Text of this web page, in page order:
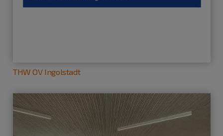
THW OV Ingolstadt